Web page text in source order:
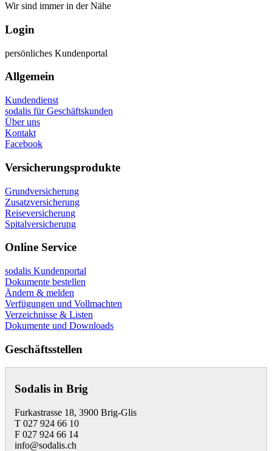
Wir sind immer in der Nähe
Login
persönliches Kundenportal
Allgemein
Kundendienst
sodalis für Geschäftskunden
Über uns
Kontakt
Facebook
Versicherungsprodukte
Grundversicherung
Zusatzversicherung
Reiseversicherung
Spitalversicherung
Online Service
sodalis Kundenportal
Dokumente bestellen
Ändern & melden
Verfügungen und Vollmachten
Verzeichnisse & Listen
Dokumente und Downloads
Geschäftsstellen
Sodalis in Brig
Furkastrasse 18, 3900 Brig-Glis
T 027 924 66 10
F 027 924 66 14
info@sodalis.ch